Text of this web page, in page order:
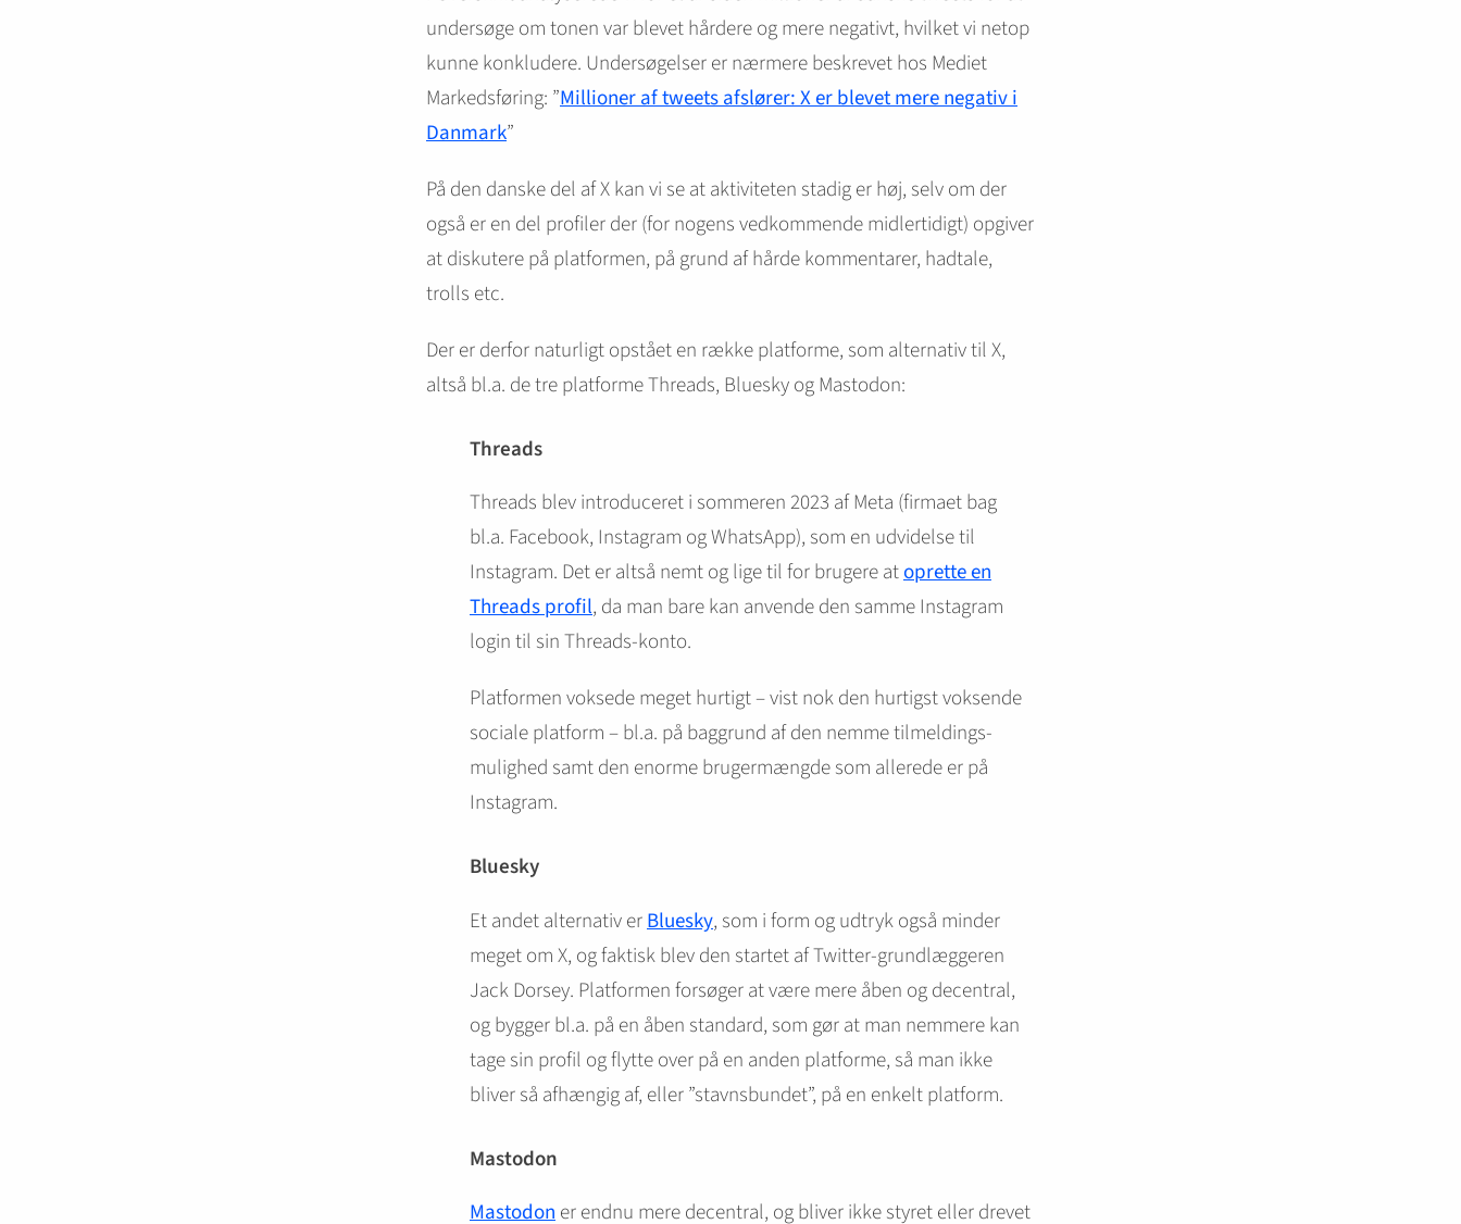
undersøge om tonen var blevet hårdere og mere negativt, hvilket vi netop
kunne konkludere. Undersøgelser er nærmere beskrevet hos Mediet
Markedsføring: ”Millioner af tweets afslører: X er blevet mere negativ i
Danmark”
På den danske del af X kan vi se at aktiviteten stadig er høj, selv om der
også er en del profiler der (for nogens vedkommende midlertidigt) opgiver
at diskutere på platformen, på grund af hårde kommentarer, hadtale,
trolls etc.
Der er derfor naturligt opstået en række platforme, som alternativ til X,
altså bl.a. de tre platforme Threads, Bluesky og Mastodon:
Threads
Threads blev introduceret i sommeren 2023 af Meta (firmaet bag
bl.a. Facebook, Instagram og WhatsApp), som en udvidelse til
Instagram. Det er altså nemt og lige til for brugere atoprette en
Threads profil, da man bare kan anvende den samme Instagram
login til sin Threads-konto.
Platformen voksede meget hurtigt – vist nok den hurtigst voksende
sociale platform – bl.a. på baggrund af den nemme tilmeldings-
mulighed samt den enorme brugermængde som allerede er på
Instagram.
Bluesky
Et andet alternativ erBluesky, som i form og udtryk også minder
meget om X, og faktisk blev den startet af Twitter-grundlæggeren
Jack Dorsey. Platformen forsøger at være mere åben og decentral,
og bygger bl.a. på en åben standard, som gør at man nemmere kan
tage sin profil og flytte over på en anden platforme, så man ikke
bliver så afhængig af, eller ”stavnsbundet”, på en enkelt platform.
Mastodon
Mastodoner endnu mere decentral, og bliver ikke styret eller drevet